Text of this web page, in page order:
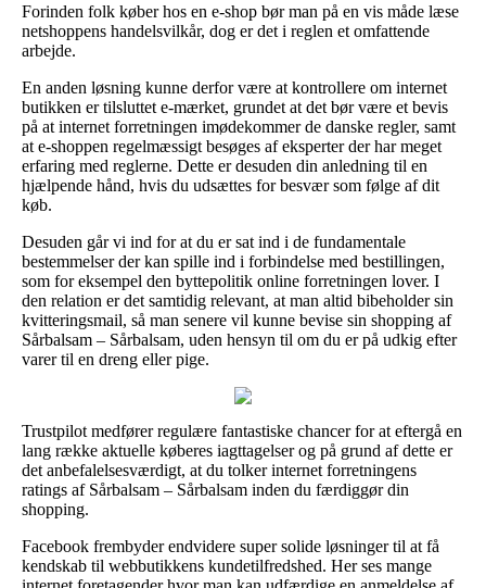
Forinden folk køber hos en e-shop bør man på en vis måde læse
netshoppens handelsvilkår, dog er det i reglen et omfattende
arbejde.
En anden løsning kunne derfor være at kontrollere om internet
butikken er tilsluttet e-mærket, grundet at det bør være et bevis
på at internet forretningen imødekommer de danske regler, samt
at e-shoppen regelmæssigt besøges af eksperter der har meget
erfaring med reglerne. Dette er desuden din anledning til en
hjælpende hånd, hvis du udsættes for besvær som følge af dit
køb.
Desuden går vi ind for at du er sat ind i de fundamentale
bestemmelser der kan spille ind i forbindelse med bestillingen,
som for eksempel den byttepolitik online forretningen lover. I
den relation er det samtidig relevant, at man altid bibeholder sin
kvitteringsmail, så man senere vil kunne bevise sin shopping af
Sårbalsam – Sårbalsam, uden hensyn til om du er på udkig efter
varer til en dreng eller pige.
Trustpilot medfører regulære fantastiske chancer for at eftergå en
lang række aktuelle køberes iagttagelser og på grund af dette er
det anbefalelsesværdigt, at du tolker internet forretningens
ratings af Sårbalsam – Sårbalsam inden du færdiggør din
shopping.
Facebook frembyder endvidere super solide løsninger til at få
kendskab til webbutikkens kundetilfredshed. Her ses mange